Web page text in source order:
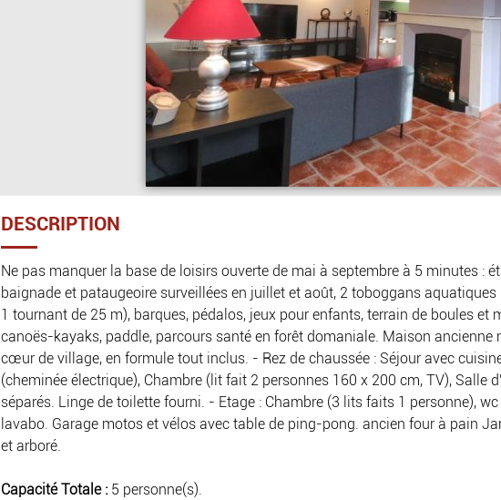
DESCRIPTION
Ne pas manquer la base de loisirs ouverte de mai à septembre à 5 minutes :
baignade et pataugeoire surveillées en juillet et août, 2 toboggans
1 tournant de 25 m), barques, pédalos, jeux pour enfants, terrain de boules et
canoës-kayaks, paddle, parcours santé en forêt domaniale. Maison ancienne
cœur de village, en formule tout inclus. - Rez de chaussée : Séjour avec
(cheminée électrique), Chambre (lit fait 2 personnes 160 x 200 cm, TV), Salle
séparés. Linge de toilette fourni. - Etage : Chambre (3 lits faits 1 personne),
lavabo. Garage motos et vélos avec table de ping-pong. ancien four à pain
et arboré.
Capacité Totale : 5 personne(s).